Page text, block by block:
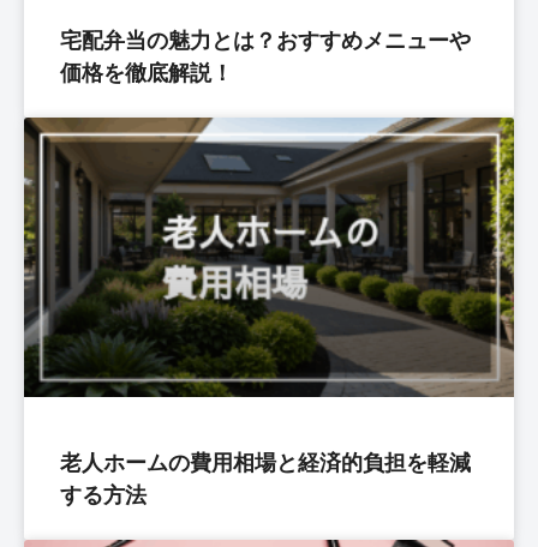
宅配弁当の魅力とは？おすすめメニューや
価格を徹底解説！
老人ホームの費用相場と経済的負担を軽減
する方法